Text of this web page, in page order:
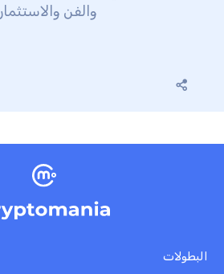
حدث لأسعار NFT والفن والاستثمار
البطولات